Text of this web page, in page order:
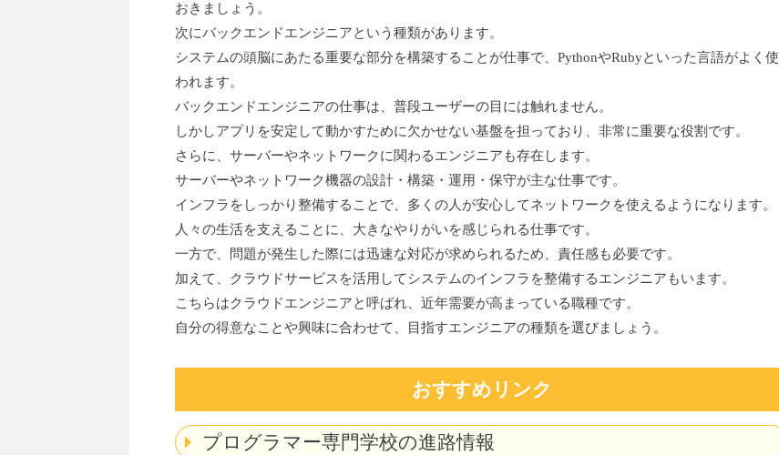
おきましょう。
次にバックエンドエンジニアという種類があります。
システムの頭脳にあたる重要な部分を構築することが仕事で、PythonやRubyといった言語がよく使
われます。
バックエンドエンジニアの仕事は、普段ユーザーの目には触れません。
しかしアプリを安定して動かすために欠かせない基盤を担っており、非常に重要な役割です。
さらに、サーバーやネットワークに関わるエンジニアも存在します。
サーバーやネットワーク機器の設計・構築・運用・保守が主な仕事です。
インフラをしっかり整備することで、多くの人が安心してネットワークを使えるようになります。
人々の生活を支えることに、大きなやりがいを感じられる仕事です。
一方で、問題が発生した際には迅速な対応が求められるため、責任感も必要です。
加えて、クラウドサービスを活用してシステムのインフラを整備するエンジニアもいます。
こちらはクラウドエンジニアと呼ばれ、近年需要が高まっている職種です。
自分の得意なことや興味に合わせて、目指すエンジニアの種類を選びましょう。
おすすめリンク
プログラマー専門学校の進路情報